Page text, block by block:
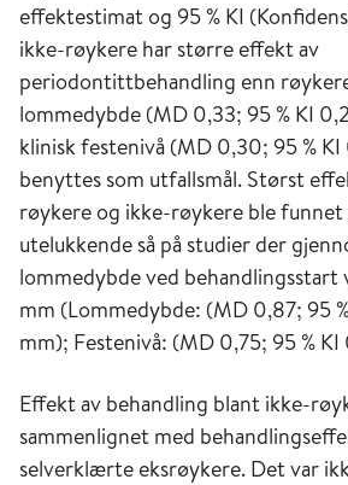
effektestimat og 95 % KI
ikke-røykere har større effekt av
periodontittbehandling enn
lommedybde (MD 0,33; 95 % KI
klinisk festenivå (MD 0,30; 95 %
benyttes som utfallsmål. Størst
røykere og ikke-røykere ble funnet
utelukkende så på studier der
lommedybde ved behandlingsstart
mm (Lommedybde: (MD 0,87; 95
mm); Festenivå: (MD 0,75; 95 % KI
Effekt av behandling blant ikke-
sammenlignet med
selverklærte eksrøykere. Det var